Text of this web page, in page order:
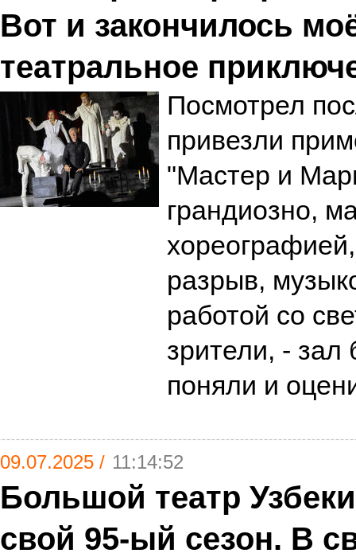
Вот и закончилось
театральное
Посмотрел
привезли
"Мастер и
грандиозно,
разрыв,
работой со
зрители, - зал
поняли и
09.07.2025 / 11:14:52
Большой театр
свой 95-ый сезон. В